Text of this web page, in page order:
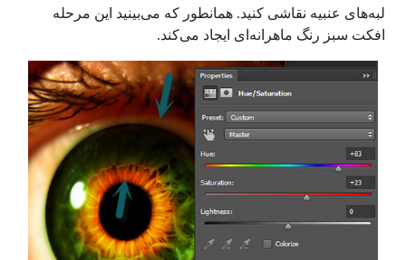
لبه‌های عنبیه نقاشی کنید. همانطور که می‌بینید این مرحله
افکت سبز رنگ ماهرانه‌ای ایجاد می‌کند.